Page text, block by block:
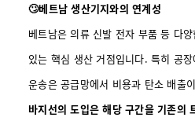
🙄베트남 생산기지와의 연계성
베트남은 의류 신발 전자 부품 등 다
있는 핵심 생산 거점입니다. 특히 공
운송은 공급망에서 비용과 탄소 배출
바지선의 도입은 해당 구간을 기존의